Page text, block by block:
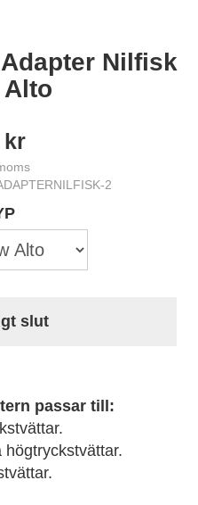
Nilfisk
Alto
kr
2
slut
passar till: